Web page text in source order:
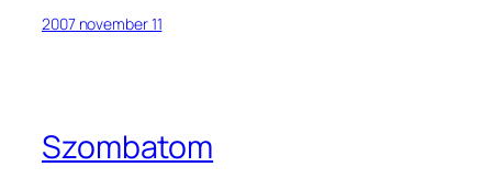
2007 november 11
Szombatom